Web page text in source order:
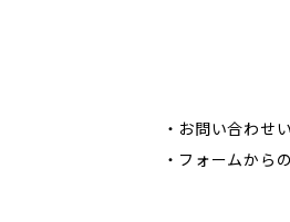
・お問い合わせ
・フォームから